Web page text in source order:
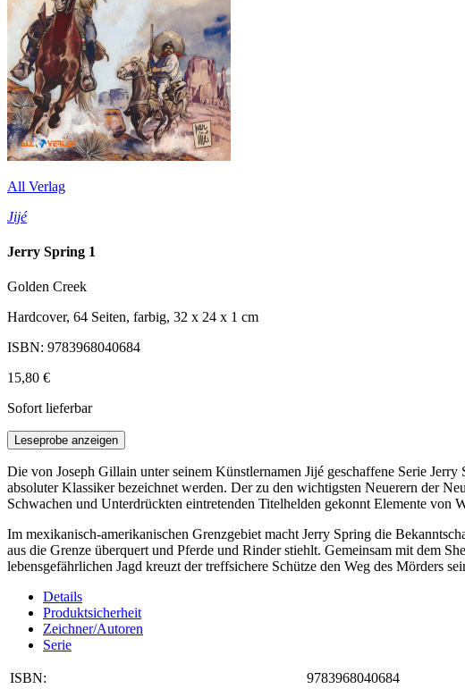
All Verlag
Jijé
Jerry Spring 1
Golden Creek
Hardcover, 64 Seiten, farbig, 32 x 24 x 1 cm
ISBN: 9783968040684
15,80 €
Sofort lieferbar
Leseprobe anzeigen
Die von Joseph Gillain unter seinem Künstlernamen Jijé geschaffene Serie
absoluter Klassiker bezeichnet werden. Der zu den wichtigsten Neuerern der
Schwachen und Unterdrückten eintretenden Titelhelden gekonnt Elemente von
Im mexikanisch-amerikanischen Grenzgebiet macht Jerry Spring die
aus die Grenze überquert und Pferde und Rinder stiehlt. Gemeinsam mit dem
lebensgefährlichen Jagd kreuzt der treffsichere Schütze den Weg des Mörders
Details
Produktsicherheit
Zeichner/Autoren
Serie
ISBN: 9783968040684